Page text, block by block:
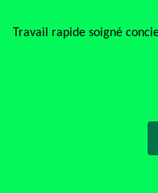
Travail rapide soigné